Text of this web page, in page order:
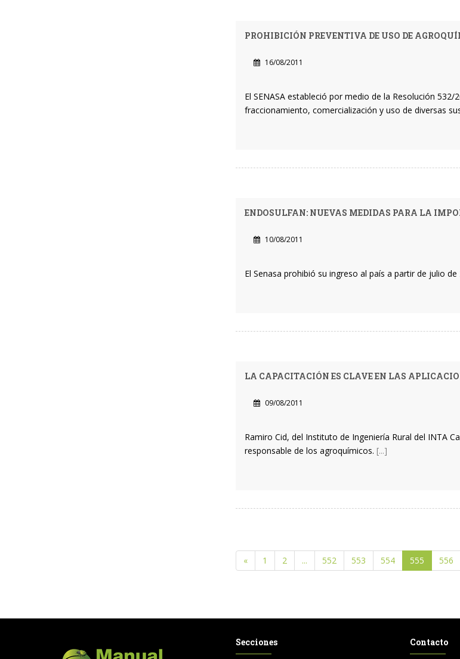
PROHIBICIÓN PREVENTIVA DE USO DE
16/08/2011
El SENASA estableció por medio de la Resolución
fraccionamiento, comercialización y uso de diversas
ENDOSULFAN: NUEVAS MEDIDAS PARA LA
10/08/2011
El Senasa prohibió su ingreso al país a partir de julio
LA CAPACITACIÓN ES CLAVE EN LAS
09/08/2011
Ramiro Cid, del Instituto de Ingeniería Rural del INTA
responsable de los agroquímicos. [...]
« 1 2 ... 552 553 554 555 556
Secciones Contacto